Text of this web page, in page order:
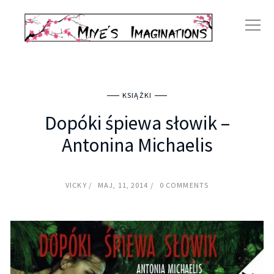
KSIĄŻKI
Dopóki śpiewa słowik –
Antonina Michaelis
VICKY MAJ, 11, 2014 0 COMMENTS